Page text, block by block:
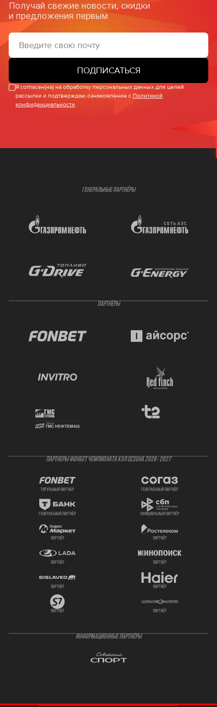
Получай свежие новости, скидки
и предложения первым
ПОДПИСАТЬСЯ
Я согласен(на) на обработку персональных данных для целей
рассылки и подтверждаю ознакомление с Политикой
конфиденциальности
ГЕНЕРАЛЬНЫЕ ПАРТНЁРЫ
ПАРТНЁРЫ
ПАРТНЕРЫ ФОНБЕТ ЧЕМПИОНАТА КХЛ СЕЗОНА 2026- 2027
титульный партнер генеральный партнёр
генеральный партнёр официальный партнёр
партнёр партнёр
партнёр партнёр
партнёр партнёр
партнёр партнёр
ИНФОРМАЦИОННЫЕ ПАРТНЁРЫ